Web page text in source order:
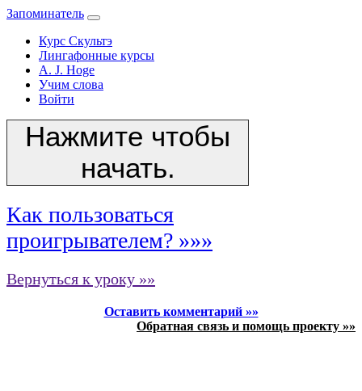
Запоминатель
Курс Скультэ
Лингафонные курсы
A. J. Hoge
Учим слова
Войти
Нажмите чтобы
начать.
Как пользоваться
проигрывателем? »»»
Вернуться к уроку »»
Оставить комментарий »»
Обратная связь и помощь проекту »»